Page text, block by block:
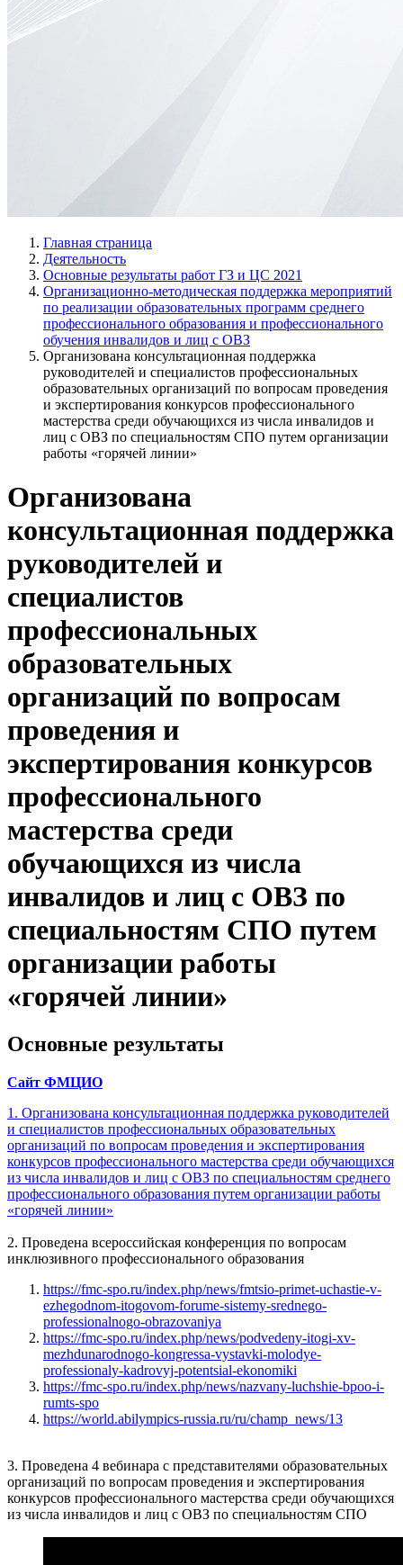
Главная страница
Деятельность
Основные результаты работ ГЗ и ЦС 2021
Организационно-методическая поддержка мероприятий
по реализации образовательных программ среднего
профессионального образования и профессионального
обучения инвалидов и лиц с ОВЗ
Организована консультационная поддержка
руководителей и специалистов профессиональных
образовательных организаций по вопросам проведения
и экспертирования конкурсов профессионального
мастерства среди обучающихся из числа инвалидов и
лиц с ОВЗ по специальностям СПО путем организации
работы «горячей линии»
Организована
консультационная поддержка
руководителей и
специалистов
профессиональных
образовательных
организаций по вопросам
проведения и
экспертирования конкурсов
профессионального
мастерства среди
обучающихся из числа
инвалидов и лиц с ОВЗ по
специальностям СПО путем
организации работы
«горячей линии»
Основные результаты
Сайт ФМЦИО
1. Организована консультационная поддержка руководителей
и специалистов профессиональных образовательных
организаций по вопросам проведения и экспертирования
конкурсов профессионального мастерства среди обучающихся
из числа инвалидов и лиц с ОВЗ по специальностям среднего
профессионального образования путем организации работы
«горячей линии»
2. Проведена всероссийская конференция по вопросам
инклюзивного профессионального образования
https://fmc-spo.ru/index.php/news/fmtsio-primet-uchastie-v-
ezhegodnom-itogovom-forume-sistemy-srednego-
professionalnogo-obrazovaniya
https://fmc-spo.ru/index.php/news/podvedeny-itogi-xv-
mezhdunarodnogo-kongressa-vystavki-molodye-
professionaly-kadrovyj-potentsial-ekonomiki
https://fmc-spo.ru/index.php/news/nazvany-luchshie-bpoo-i-
rumts-spo
https://world.abilympics-russia.ru/ru/champ_news/13
3. Проведена 4 вебинара с представителями образовательных
организаций по вопросам проведения и экспертирования
конкурсов профессионального мастерства среди обучающихся
из числа инвалидов и лиц с ОВЗ по специальностям СПО